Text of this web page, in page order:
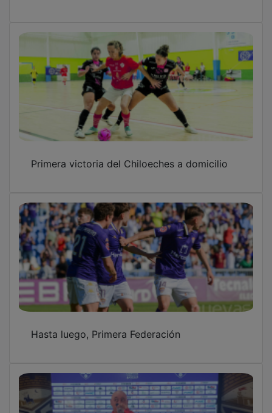
Hasta luego, Primera Federación
Dépor-Castilla, un partido de despedidas y
de incertidumbre